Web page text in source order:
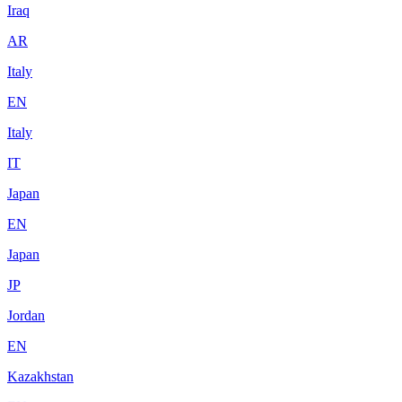
Iraq
AR
Italy
EN
Italy
IT
Japan
EN
Japan
JP
Jordan
EN
Kazakhstan